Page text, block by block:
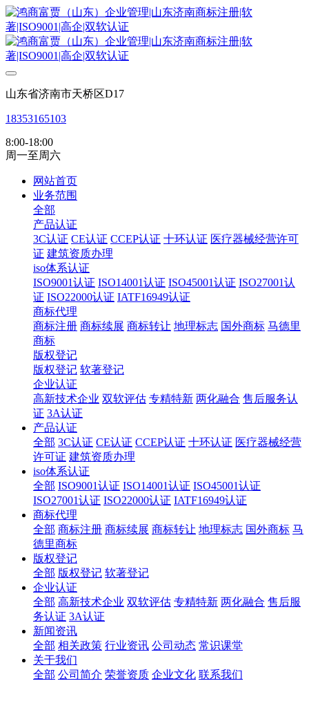
山东省济南市天桥区D17
18353165103
8:00-18:00
周一至周六
网站首页
业务范围
全部
产品认证
3C认证 CE认证 CCEP认证 十环认证 医疗器械经营许可
证 建筑资质办理
iso体系认证
ISO9001认证 ISO14001认证 ISO45001认证 ISO27001认
证 ISO22000认证 IATF16949认证
商标代理
商标注册 商标续展 商标转让 地理标志 国外商标 马德里
商标
版权登记
版权登记 软著登记
企业认证
高新技术企业 双软评估 专精特新 两化融合 售后服务认
证 3A认证
产品认证
全部 3C认证 CE认证 CCEP认证 十环认证 医疗器械经营
许可证 建筑资质办理
iso体系认证
全部 ISO9001认证 ISO14001认证 ISO45001认证
ISO27001认证 ISO22000认证 IATF16949认证
商标代理
全部 商标注册 商标续展 商标转让 地理标志 国外商标 马
德里商标
版权登记
全部 版权登记 软著登记
企业认证
全部 高新技术企业 双软评估 专精特新 两化融合 售后服
务认证 3A认证
新闻资讯
全部 相关政策 行业资讯 公司动态 常识课堂
关于我们
全部 公司简介 荣誉资质 企业文化 联系我们